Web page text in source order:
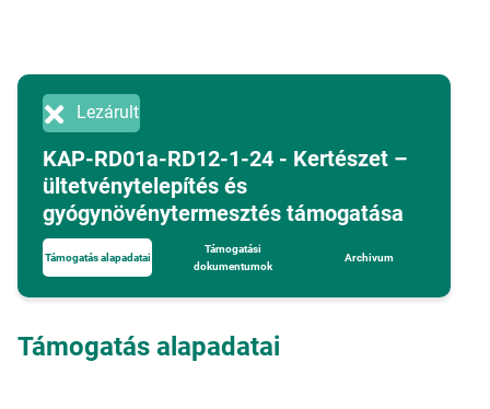
Lezárult
KAP-RD01a-RD12-1-24 - Kertészet –
ültetvénytelepítés és
gyógynövénytermesztés támogatása
Támogatás alapadatai
Támogatási
dokumentumok
Archivum
Támogatás alapadatai